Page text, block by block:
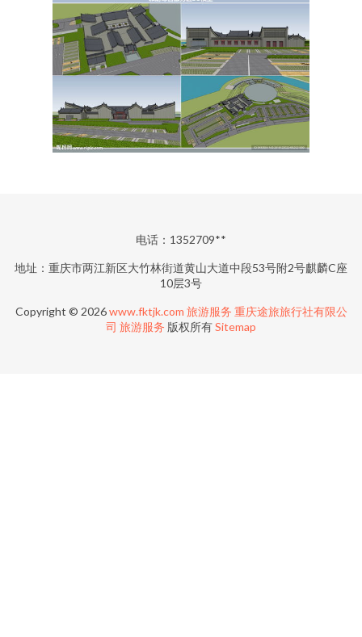
电话：1352709**
地址：重庆市两江新区大竹林街道黄山大道中段53号附2号麒麟C座
10层3号
Copyright © 2026www.fktjk.com 旅游服务 重庆途旅旅行社有限公
司 旅游服务 版权所有Sitemap